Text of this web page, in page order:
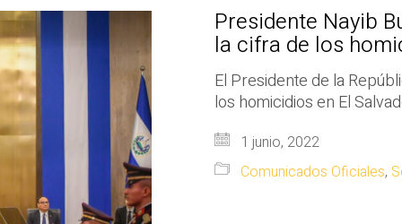
Presidente Nayib
la cifra de los
El Presidente de la
los homicidios en El
1 junio, 2022
Comunicados Oficiales,